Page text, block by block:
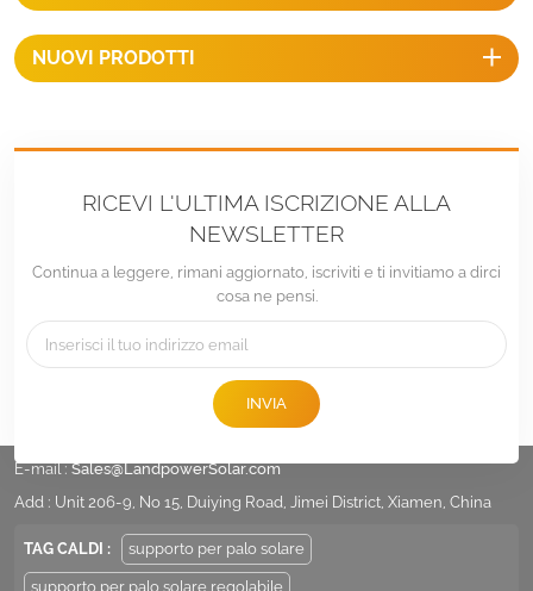
NUOVI PRODOTTI
RICEVI L'ULTIMA ISCRIZIONE ALLA
NEWSLETTER
Continua a leggere, rimani aggiornato, iscriviti e ti invitiamo a dirci
cosa ne pensi.
INVIA
E-mail :Sales@LandpowerSolar.com
Add : Unit 206-9, No 15, Duiying Road, Jimei District, Xiamen, China
TAG CALDI : supporto per palo solare
supporto per palo solare regolabile